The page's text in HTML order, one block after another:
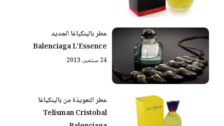
عطر بالينكياغا الجديد
Balenciaga L’Essence
24 سبتمبر، 2013
عطر التعويذة من بالينكياغا
Telisman Cristobal